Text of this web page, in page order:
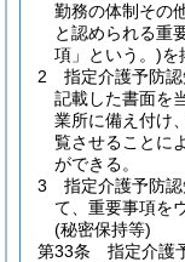
勤務の体制その
と認められる重
項」という。)を
2
指定介護予防
記載した書面を
業所に備え付け
覧させることに
ができる。
3
指定介護予防
て、重要事項を
(秘密保持等)
第33条
指定介護